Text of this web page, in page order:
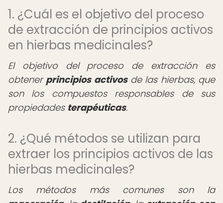
1. ¿Cuál es el objetivo del proceso
de extracción de principios activos
en hierbas medicinales?
El objetivo del proceso de extracción es
obtener principios activosde las hierbas, que
son los compuestos responsables de sus
propiedades terapéuticas.
2. ¿Qué métodos se utilizan para
extraer los principios activos de las
hierbas medicinales?
Los métodos más comunes son la